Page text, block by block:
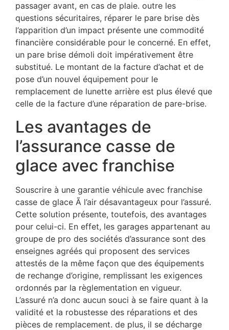
passager avant, en cas de plaie. outre les
questions sécuritaires, réparer le pare brise dès
l’apparition d’un impact présente une commodité
financière considérable pour le concerné. En effet,
un pare brise démoli doit impérativement être
substitué. Le montant de la facture d’achat et de
pose d’un nouvel équipement pour le
remplacement de lunette arrière est plus élevé que
celle de la facture d’une réparation de pare-brise.
Les avantages de
l’assurance casse de
glace avec franchise
Souscrire à une garantie véhicule avec franchise
casse de glace Ã l’air désavantageux pour l’assuré.
Cette solution présente, toutefois, des avantages
pour celui-ci. En effet, les garages appartenant au
groupe de pro des sociétés d’assurance sont des
enseignes agréés qui proposent des services
attestés de la même façon que des équipements
de rechange d’origine, remplissant les exigences
ordonnés par la règlementation en vigueur.
L’assuré n’a donc aucun souci à se faire quant à la
validité et la robustesse des réparations et des
pièces de remplacement. de plus, il se décharge